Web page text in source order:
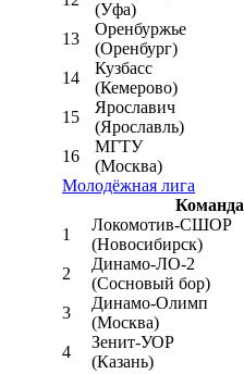
(Уфа)
13
Оренбуржье
(Оренбург)
14
Кузбасс
(Кемерово)
15
Ярославич
(Ярославль)
16
МГТУ
(Москва)
Молодёжная лига
Команда
1
Локомотив-CШОР
(Новосибирск)
2
Динамо-ЛО-2
(Сосновый бор)
3
Динамо-Олимп
(Москва)
4
Зенит-УОР
(Казань)